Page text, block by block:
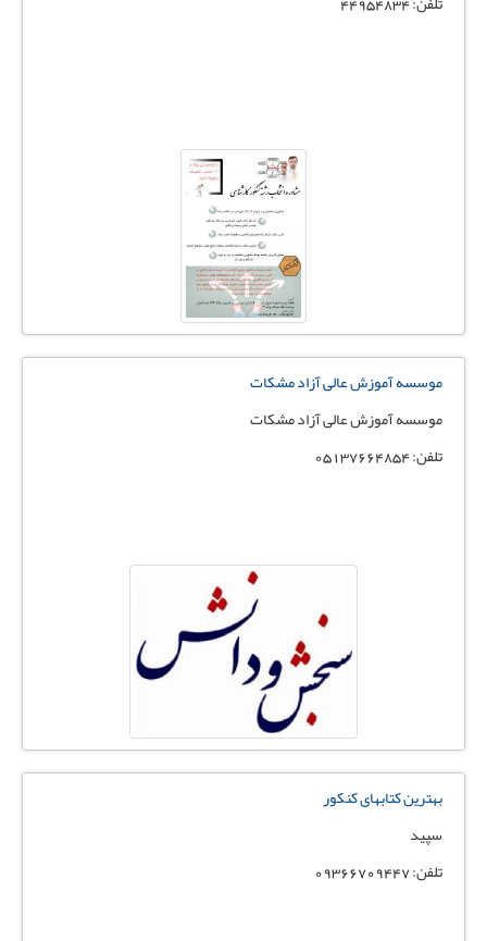
موسسه آموزش عالی آزاد مشکات
موسسه آموزش عالی آزاد مشکات
تلفن: 05137664854
بهترین کتابهای کنکور
سپید
تلفن: 09366709447